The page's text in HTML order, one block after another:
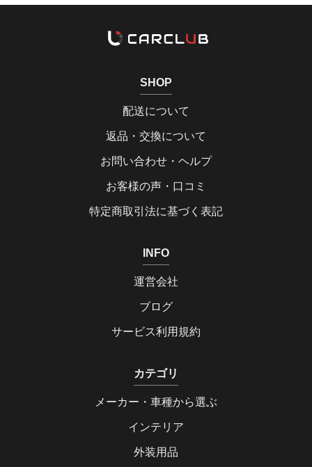
SHOP
配送について
返品・交換について
お問い合わせ・ヘルプ
お客様の声・口コミ
特定商取引法に基づく表記
INFO
運営会社
ブログ
サービス利用規約
カテゴリ
メーカー・車種から選ぶ
インテリア
外装用品